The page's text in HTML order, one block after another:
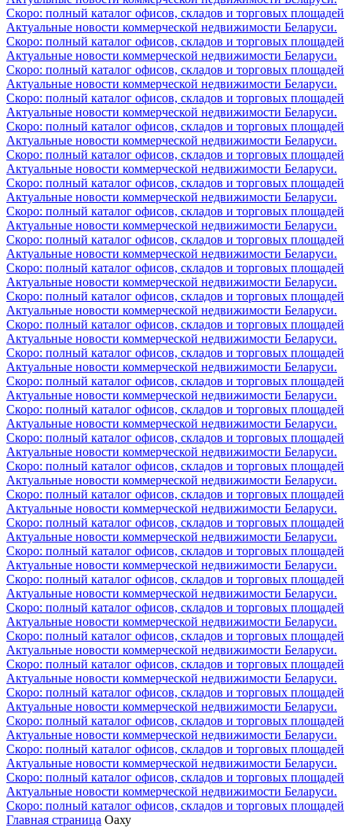
Скоро: полный каталог офисов, складов и торговых площадей
Актуальные новости коммерческой недвижимости Беларуси.
Скоро: полный каталог офисов, складов и торговых площадей
Актуальные новости коммерческой недвижимости Беларуси.
Скоро: полный каталог офисов, складов и торговых площадей
Актуальные новости коммерческой недвижимости Беларуси.
Скоро: полный каталог офисов, складов и торговых площадей
Актуальные новости коммерческой недвижимости Беларуси.
Скоро: полный каталог офисов, складов и торговых площадей
Актуальные новости коммерческой недвижимости Беларуси.
Скоро: полный каталог офисов, складов и торговых площадей
Актуальные новости коммерческой недвижимости Беларуси.
Скоро: полный каталог офисов, складов и торговых площадей
Актуальные новости коммерческой недвижимости Беларуси.
Скоро: полный каталог офисов, складов и торговых площадей
Актуальные новости коммерческой недвижимости Беларуси.
Скоро: полный каталог офисов, складов и торговых площадей
Актуальные новости коммерческой недвижимости Беларуси.
Скоро: полный каталог офисов, складов и торговых площадей
Актуальные новости коммерческой недвижимости Беларуси.
Скоро: полный каталог офисов, складов и торговых площадей
Актуальные новости коммерческой недвижимости Беларуси.
Скоро: полный каталог офисов, складов и торговых площадей
Актуальные новости коммерческой недвижимости Беларуси.
Скоро: полный каталог офисов, складов и торговых площадей
Актуальные новости коммерческой недвижимости Беларуси.
Скоро: полный каталог офисов, складов и торговых площадей
Актуальные новости коммерческой недвижимости Беларуси.
Скоро: полный каталог офисов, складов и торговых площадей
Актуальные новости коммерческой недвижимости Беларуси.
Скоро: полный каталог офисов, складов и торговых площадей
Актуальные новости коммерческой недвижимости Беларуси.
Скоро: полный каталог офисов, складов и торговых площадей
Актуальные новости коммерческой недвижимости Беларуси.
Скоро: полный каталог офисов, складов и торговых площадей
Актуальные новости коммерческой недвижимости Беларуси.
Скоро: полный каталог офисов, складов и торговых площадей
Актуальные новости коммерческой недвижимости Беларуси.
Скоро: полный каталог офисов, складов и торговых площадей
Актуальные новости коммерческой недвижимости Беларуси.
Скоро: полный каталог офисов, складов и торговых площадей
Актуальные новости коммерческой недвижимости Беларуси.
Скоро: полный каталог офисов, складов и торговых площадей
Актуальные новости коммерческой недвижимости Беларуси.
Скоро: полный каталог офисов, складов и торговых площадей
Актуальные новости коммерческой недвижимости Беларуси.
Скоро: полный каталог офисов, складов и торговых площадей
Актуальные новости коммерческой недвижимости Беларуси.
Скоро: полный каталог офисов, складов и торговых площадей
Актуальные новости коммерческой недвижимости Беларуси.
Скоро: полный каталог офисов, складов и торговых площадей
Актуальные новости коммерческой недвижимости Беларуси.
Скоро: полный каталог офисов, складов и торговых площадей
Актуальные новости коммерческой недвижимости Беларуси.
Скоро: полный каталог офисов, складов и торговых площадей
Актуальные новости коммерческой недвижимости Беларуси.
Скоро: полный каталог офисов, складов и торговых площадей
Главная страница Оаху